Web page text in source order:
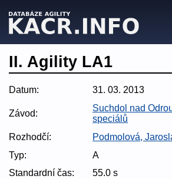
II. Agility LA1
Datum: 31. 03. 2013
Závod:
Suchdol nad
speciálů
Rozhodčí:
Podmolová,
Typ:
A
Standardní čas:
55.0 s